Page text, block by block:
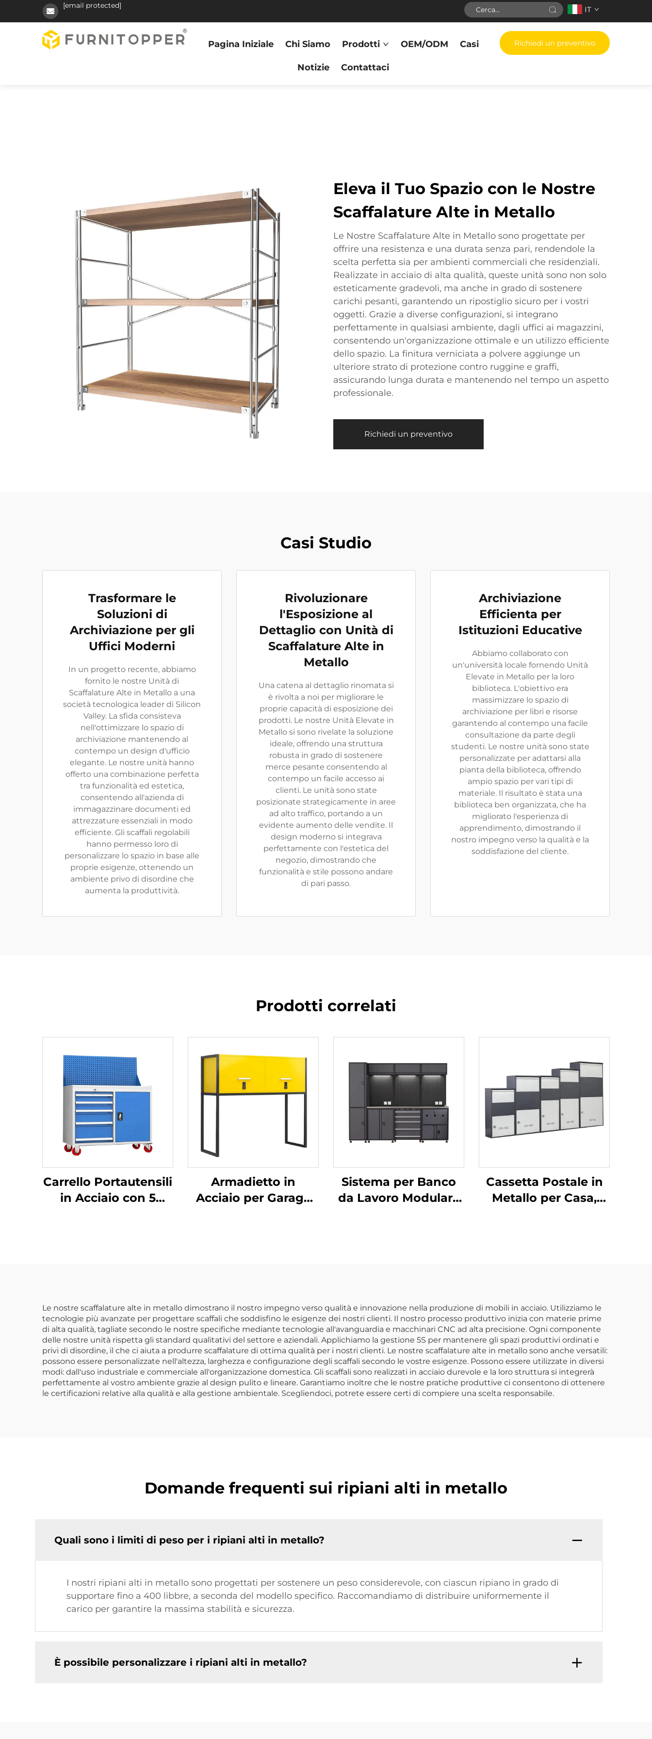
[email protected] IT
Pagina Iniziale Chi Siamo Prodotti OEM/ODM Casi
Notizie Contattaci
Richiedi un preventivo
Eleva il Tuo Spazio con le Nostre
Scaffalature Alte in Metallo
Le Nostre Scaffalature Alte in Metallo sono progettate per
offrire una resistenza e una durata senza pari, rendendole la
scelta perfetta sia per ambienti commerciali che residenziali.
Realizzate in acciaio di alta qualità, queste unità sono non solo
esteticamente gradevoli, ma anche in grado di sostenere
carichi pesanti, garantendo un ripostiglio sicuro per i vostri
oggetti. Grazie a diverse configurazioni, si integrano
perfettamente in qualsiasi ambiente, dagli uffici ai magazzini,
consentendo un'organizzazione ottimale e un utilizzo efficiente
dello spazio. La finitura verniciata a polvere aggiunge un
ulteriore strato di protezione contro ruggine e graffi,
assicurando lunga durata e mantenendo nel tempo un aspetto
professionale.
Richiedi un preventivo
Casi Studio
Trasformare le
Soluzioni di
Archiviazione per gli
Uffici Moderni
In un progetto recente, abbiamo
fornito le nostre Unità di
Scaffalature Alte in Metallo a una
società tecnologica leader di Silicon
Valley. La sfida consisteva
nell'ottimizzare lo spazio di
archiviazione mantenendo al
contempo un design d'ufficio
elegante. Le nostre unità hanno
offerto una combinazione perfetta
tra funzionalità ed estetica,
consentendo all'azienda di
immagazzinare documenti ed
attrezzature essenziali in modo
efficiente. Gli scaffali regolabili
hanno permesso loro di
personalizzare lo spazio in base alle
proprie esigenze, ottenendo un
ambiente privo di disordine che
aumenta la produttività.
Rivoluzionare
l'Esposizione al
Dettaglio con Unità di
Scaffalature Alte in
Metallo
Una catena al dettaglio rinomata si
è rivolta a noi per migliorare le
proprie capacità di esposizione dei
prodotti. Le nostre Unità Elevate in
Metallo si sono rivelate la soluzione
ideale, offrendo una struttura
robusta in grado di sostenere
merce pesante consentendo al
contempo un facile accesso ai
clienti. Le unità sono state
posizionate strategicamente in aree
ad alto traffico, portando a un
evidente aumento delle vendite. Il
design moderno si integrava
perfettamente con l'estetica del
negozio, dimostrando che
funzionalità e stile possono andare
di pari passo.
Archiviazione
Efficienta per
Istituzioni Educative
Abbiamo collaborato con
un'università locale fornendo Unità
Elevate in Metallo per la loro
biblioteca. L'obiettivo era
massimizzare lo spazio di
archiviazione per libri e risorse
garantendo al contempo una facile
consultazione da parte degli
studenti. Le nostre unità sono state
personalizzate per adattarsi alla
pianta della biblioteca, offrendo
ampio spazio per vari tipi di
materiale. Il risultato è stata una
biblioteca ben organizzata, che ha
migliorato l'esperienza di
apprendimento, dimostrando il
nostro impegno verso la qualità e la
soddisfazione del cliente.
Prodotti correlati
Carrello Portautensili
in Acciaio con 5
in Metallo per
Meccanico
Armadietto in
Acciaio per Garage
Immagazzinaggio in
Metallo
Sistema per Banco
da Lavoro Modulare
Cassetta Postale in
Metallo per Casa,
Le nostre scaffalature alte in metallo dimostrano il nostro impegno verso qualità e innovazione nella produzione di mobili in acciaio. Utilizziamo le
tecnologie più avanzate per progettare scaffali che soddisfino le esigenze dei nostri clienti. Il nostro processo produttivo inizia con materie prime
di alta qualità, tagliate secondo le nostre specifiche mediante tecnologie all'avanguardia e macchinari CNC ad alta precisione. Ogni componente
delle nostre unità rispetta gli standard qualitativi del settore e aziendali. Applichiamo la gestione 5S per mantenere gli spazi produttivi ordinati e
privi di disordine, il che ci aiuta a produrre scaffalature di ottima qualità per i nostri clienti. Le nostre scaffalature alte in metallo sono anche versatili:
possono essere personalizzate nell'altezza, larghezza e configurazione degli scaffali secondo le vostre esigenze. Possono essere utilizzate in diversi
modi: dall'uso industriale e commerciale all'organizzazione domestica. Gli scaffali sono realizzati in acciaio durevole e la loro struttura si integrerà
perfettamente al vostro ambiente grazie al design pulito e lineare. Garantiamo inoltre che le nostre pratiche produttive ci consentono di ottenere
le certificazioni relative alla qualità e alla gestione ambientale. Scegliendoci, potrete essere certi di compiere una scelta responsabile.
Domande frequenti sui ripiani alti in metallo
Quali sono i limiti di peso per i ripiani alti in metallo?
I nostri ripiani alti in metallo sono progettati per sostenere un peso considerevole, con ciascun ripiano in grado di
supportare fino a 400 libbre, a seconda del modello specifico. Raccomandiamo di distribuire uniformemente il
carico per garantire la massima stabilità e sicurezza.
È possibile personalizzare i ripiani alti in metallo?